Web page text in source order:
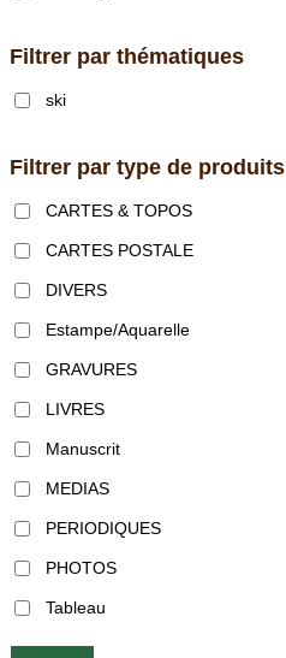
Filtrer par thématiques
ski
Filtrer par type de produits
CARTES & TOPOS
CARTES POSTALE
DIVERS
Estampe/Aquarelle
GRAVURES
LIVRES
Manuscrit
MEDIAS
PERIODIQUES
PHOTOS
Tableau